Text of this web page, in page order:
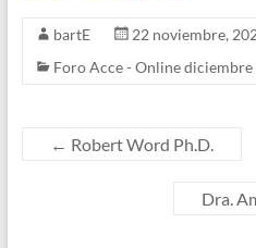
e
b
o
itt
er
k
e
n
at
s
p
p
bartE
22 noviembre,
Foro Acce - Online diciembre
← Robert Word Ph.D.
Dra.